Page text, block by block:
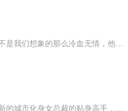
【内容简介】雇佣兵，一个远离世俗世界的职业，他们不仅仅为了钱而去战斗，也不是我们想象的那么冷血无情，他们也有让人热血沸腾的激情和无私的奉献，更有普通人无法体会的兄弟之情、生死之情、浪漫爱情。他们的宣言是只要我还活着，就绝不让兄弟倒下；他...
陈宇是一名王者级雇佣兵，受到叶父委托来保护美女总裁。他隐藏身份，来到了全新的城市化身女总裁的贴身高手，可生活并没有因为他隐藏身份变得和平...在全新的生活环境中，因为各种机缘巧合，陈宇遇到了他的一些红颜知己，发生了很多有趣的故事，同时也伴随...